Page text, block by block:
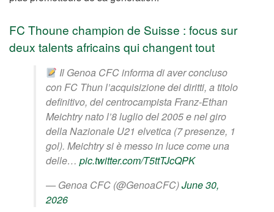
FC Thoune champion de Suisse : focus sur
deux talents africains qui changent tout
Il Genoa CFC informa di aver concluso
con FC Thun l’acquisizione dei diritti, a titolo
definitivo, del centrocampista Franz-Ethan
Meichtry nato l’8 luglio del 2005 e nel giro
della Nazionale U21 elvetica (7 presenze, 1
gol). Meichtry si è messo in luce come una
delle… pic.twitter.com/T5ttTJcQPK
— Genoa CFC (@GenoaCFC)June 30,
2026